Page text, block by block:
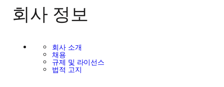
회사 정보
회사 소개
채용
규제 및 라이선스
법적 고지